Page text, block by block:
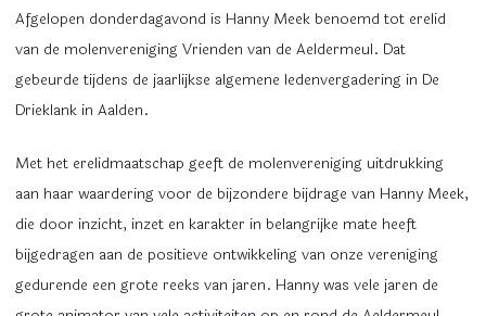
Afgelopen donderdagavond is Hanny Meek benoemd tot erelid
van de molenvereniging Vrienden van de Aeldermeul. Dat
gebeurde tijdens de jaarlijkse algemene ledenvergadering in De
Drieklank in Aalden.
Met het erelidmaatschap geeft de molenvereniging uitdrukking
aan haar waardering voor de bijzondere bijdrage van Hanny Meek,
die door inzicht, inzet en karakter in belangrijke mate heeft
bijgedragen aan de positieve ontwikkeling van onze vereniging
gedurende een grote reeks van jaren. Hanny was vele jaren de